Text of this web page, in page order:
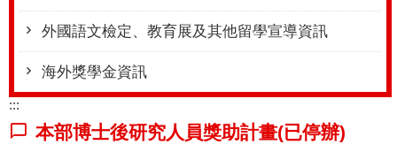
外國語文檢定、教育展及其他留學宣導資訊
海外獎學金資訊
:::
本部博士後研究人員獎助計畫(已停辦)